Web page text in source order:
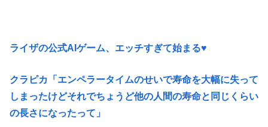
ライザの公式AIゲーム、エッチすぎて始まる♥
クラピカ「エンペラータイムのせいで寿命を大幅に失って
しまったけどそれでちょうど他の人間の寿命と同じくらい
の長さになったって」